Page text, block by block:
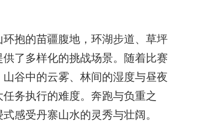
抱的苗疆腹地，环湖步道、草坪
了多样化的挑战场景。随着比赛
谷中的云雾、林间的湿度与昼夜
务执行的难度。奔跑与负重之
感受丹寨山水的灵秀与壮阔。